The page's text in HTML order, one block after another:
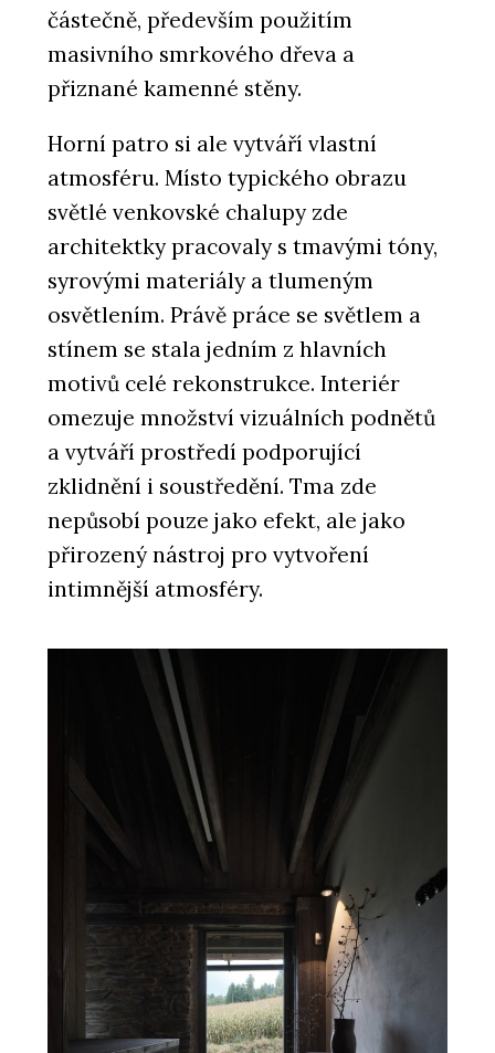
PRODUKTY
Venkovní dlažba Semmelrock s
chytrým zámkem - wienerberger
PRODUKTY
Střešní taška V9 Tondach -
PRODUKTY
Lícové cihly a obkladové pásky Terca
- wienerberger
částečně, především použitím
masivního smrkového dřeva a
přiznané kamenné stěny.
Horní patro si ale vytváří vlastní
atmosféru. Místo typického obrazu
světlé venkovské chalupy zde
architektky pracovaly s tmavými tóny,
syrovými materiály a tlumeným
osvětlením. Právě práce se světlem a
stínem se stala jedním z hlavních
motivů celé rekonstrukce. Interiér
omezuje množství vizuálních podnětů
a vytváří prostředí podporující
zklidnění i soustředění. Tma zde
nepůsobí pouze jako efekt, ale jako
přirozený nástroj pro vytvoření
intimnější atmosféry.